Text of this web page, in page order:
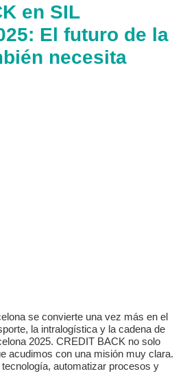
en SIL
El futuro de la
necesita
se convierte una vez más en el
la intralogística y la cadena de
2025. CREDIT BACK no solo
acudimos con una misión muy clara.
automatizar procesos y